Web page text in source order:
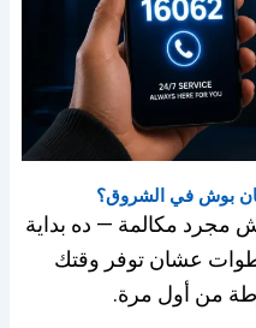
بوش في الشروق؟
مكالمة — ده بداية
عشان توفر وقتك
من أول مرة.